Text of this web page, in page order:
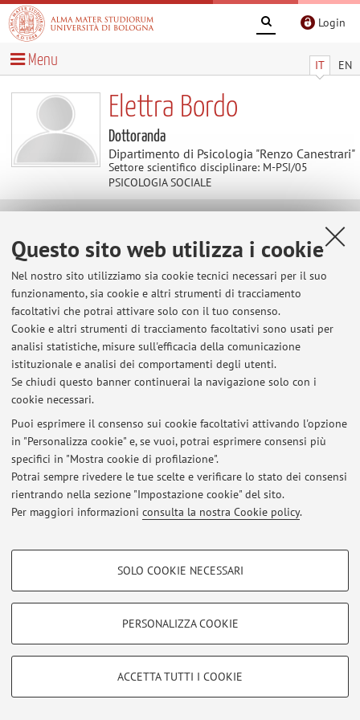
Questo sito web utilizza i cookie
Nel nostro sito utilizziamo sia cookie tecnici necessari per il suo
funzionamento, sia cookie e altri strumenti di tracciamento
facoltativi che potrai attivare solo con il tuo consenso.
Cookie e altri strumenti di tracciamento facoltativi sono usati per
analisi statistiche, misure sull'efficacia della comunicazione
istituzionale e analisi dei comportamenti degli utenti.
Se chiudi questo banner continuerai la navigazione solo con i
cookie necessari.
Puoi esprimere il consenso sui cookie facoltativi attivando l'opzione
in "Personalizza cookie" e, se vuoi, potrai esprimere consensi più
specifici in "Mostra cookie di profilazione".
Potrai sempre rivedere le tue scelte e verificare lo stato dei consensi
rientrando nella sezione "Impostazione cookie" del sito.
Per maggiori informazioni consulta la nostra Cookie policy.
COOKIE DI PROFILAZIONE - FACOLTATIVI
COOKIE TECNICI - NECESSARI
Si tratta di cookie tecnici utilizzati, a titolo esemplificativo, per il corretto
SOLO COOKIE NECESSARI
PERSONALIZZA COOKIE
ACCETTA TUTTI I COOKIE
Login
IT EN
Menu
Elettra Bordo
Dottoranda
Dipartimento di Psicologia "Renzo Canestrari"
Settore scientifico disciplinare: M-PSI/05
PSICOLOGIA SOCIALE
Contatti
E-mail: elettra.bordo2@unibo.it
Dipartimento di Psicologia "Renzo Canestrari"
Viale Berti Pichat 5, Bologna -Vai alla mappa
Ultimi avvisi
Al momento non sono presenti avvisi.
Accedi tramiteloginper gestire tutti i contenuti del sito.
© 2026 - ALMA MATER STUDIORUM - Università di Bologna - Via
|Note legali|Impostazioni Cookie